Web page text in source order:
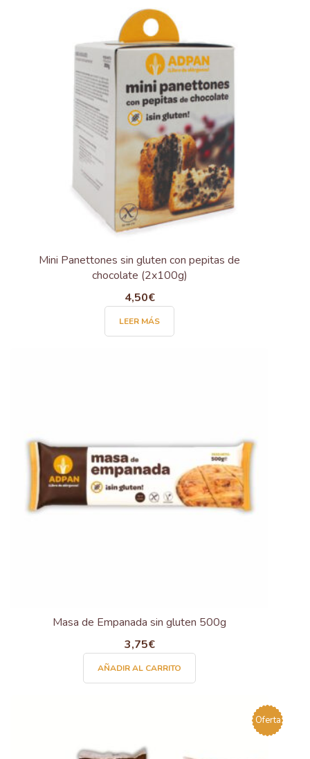
Mini Panettones sin gluten con pepitas de
chocolate (2x100g)
4,50€
LEER MÁS
Masa de Empanada sin gluten 500g
3,75€
AÑADIR AL CARRITO
Oferta